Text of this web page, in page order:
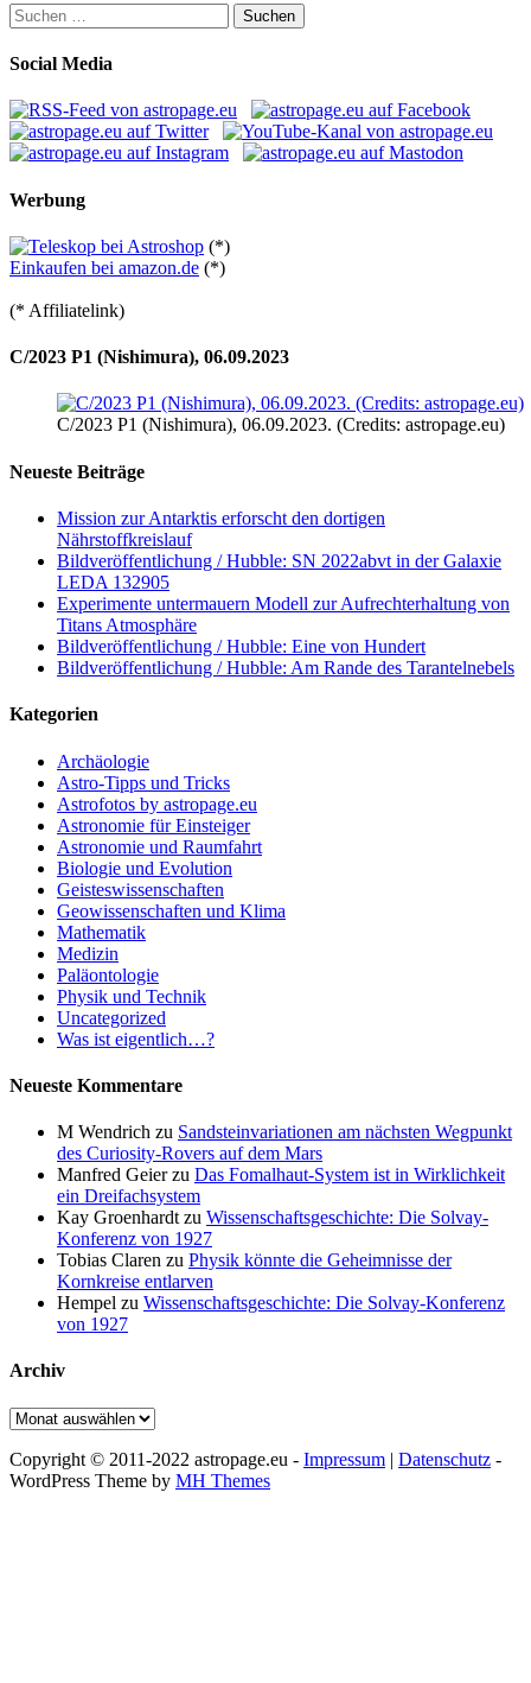
Suchen
nach:
Social Media
Werbung
(*)
Einkaufen bei amazon.de (*)
(* Affiliatelink)
C/2023 P1 (Nishimura), 06.09.2023
C/2023 P1 (Nishimura), 06.09.2023. (Credits: astropage.eu)
Neueste Beiträge
Mission zur Antarktis erforscht den dortigen
Nährstoffkreislauf
Bildveröffentlichung / Hubble: SN 2022abvt in der Galaxie
LEDA 132905
Experimente untermauern Modell zur Aufrechterhaltung von
Titans Atmosphäre
Bildveröffentlichung / Hubble: Eine von Hundert
Bildveröffentlichung / Hubble: Am Rande des Tarantelnebels
Kategorien
Archäologie
Astro-Tipps und Tricks
Astrofotos by astropage.eu
Astronomie für Einsteiger
Astronomie und Raumfahrt
Biologie und Evolution
Geisteswissenschaften
Geowissenschaften und Klima
Mathematik
Medizin
Paläontologie
Physik und Technik
Uncategorized
Was ist eigentlich…?
Neueste Kommentare
M Wendrich zu Sandsteinvariationen am nächsten Wegpunkt
des Curiosity-Rovers auf dem Mars
Manfred Geierzu Das Fomalhaut-System ist in Wirklichkeit
ein Dreifachsystem
Kay Groenhardt zu Wissenschaftsgeschichte: Die Solvay-
Konferenz von 1927
Tobias Claren zu Physik könnte die Geheimnisse der
Kornkreise entlarven
Hempel zu Wissenschaftsgeschichte: Die Solvay-Konferenz
von 1927
Archiv
Archiv
Copyright © 2011-2022 astropage.eu - Impressum | Datenschutz -
WordPress Theme by MH Themes